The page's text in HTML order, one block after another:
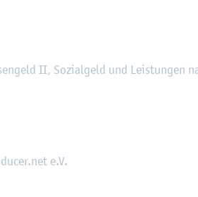
II, So­zi­al­geld und Leis­tun­gen
e.V.